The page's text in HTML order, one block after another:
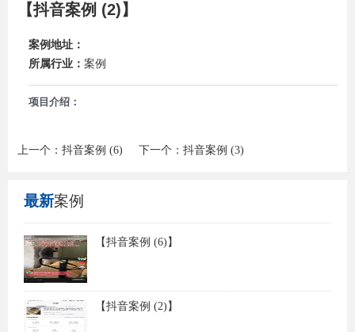
【抖音案例 (2)】
案例地址：
所属行业： 案例
项目介绍：
上一个： 抖音案例 (6) 下一个： 抖音案例 (3)
最新案例
【抖音案例 (6)】
【抖音案例 (2)】